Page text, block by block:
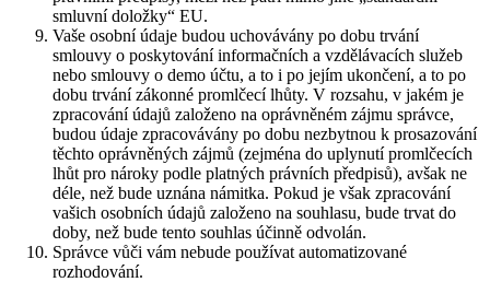
smluvní doložky“ EU.
Vaše osobní údaje budou uchovávány po dobu trvání
smlouvy o poskytování informačních a vzdělávacích služeb
nebo smlouvy o demo účtu, a to i po jejím ukončení, a to po
dobu trvání zákonné promlčecí lhůty. V rozsahu, v jakém je
zpracování údajů založeno na oprávněném zájmu správce,
budou údaje zpracovávány po dobu nezbytnou k prosazování
těchto oprávněných zájmů (zejména do uplynutí promlčecích
lhůt pro nároky podle platných právních předpisů), avšak ne
déle, než bude uznána námitka. Pokud je však zpracování
vašich osobních údajů založeno na souhlasu, bude trvat do
doby, než bude tento souhlas účinně odvolán.
Správce vůči vám nebude používat automatizované
rozhodování.